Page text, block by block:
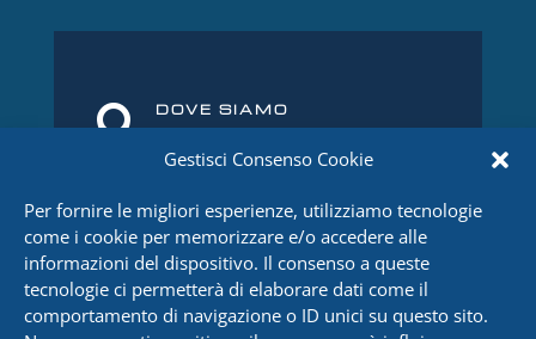
Gestisci Consenso Cookie
Per fornire le migliori esperienze, utilizziamo tecnologie
come i cookie per memorizzare e/o accedere alle
informazioni del dispositivo. Il consenso a queste
tecnologie ci permetterà di elaborare dati come il
comportamento di navigazione o ID unici su questo sito.
 DOVE SIAMO
Piacenza
 TELEFONO
 FAX